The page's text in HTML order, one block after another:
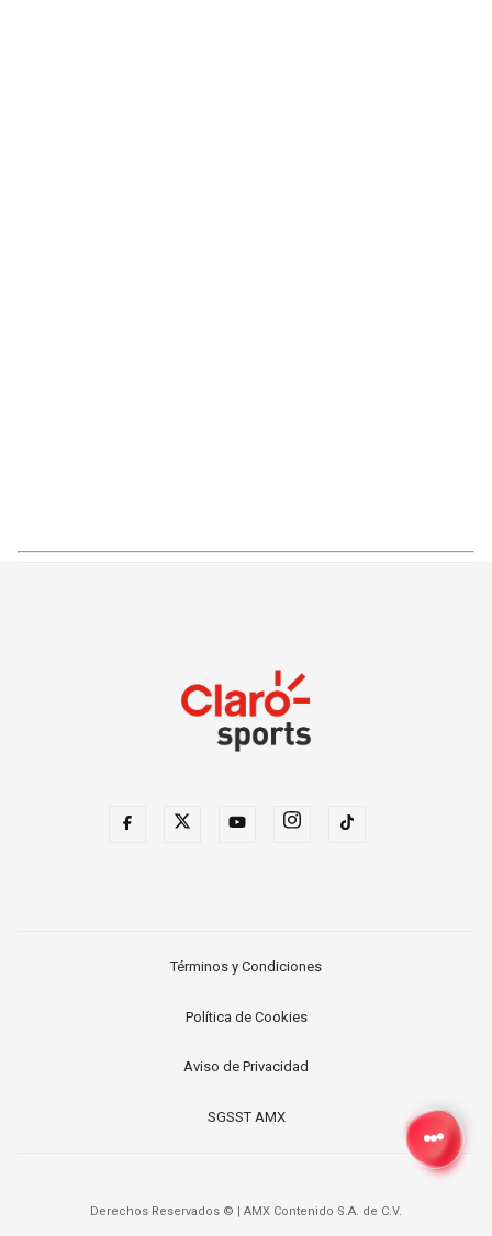
Términos y Condiciones
Política de Cookies
Aviso de Privacidad
SGSST AMX
Derechos Reservados © AMX Contenido S.A. de C.V.